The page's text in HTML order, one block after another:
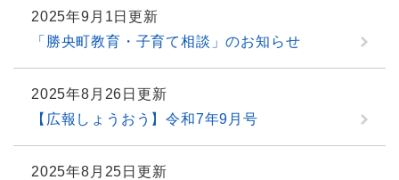
2025年9月1日更新
「勝央町教育・子育て相談」のお知らせ
2025年8月26日更新
【広報しょうおう】令和7年9月号
2025年8月25日更新